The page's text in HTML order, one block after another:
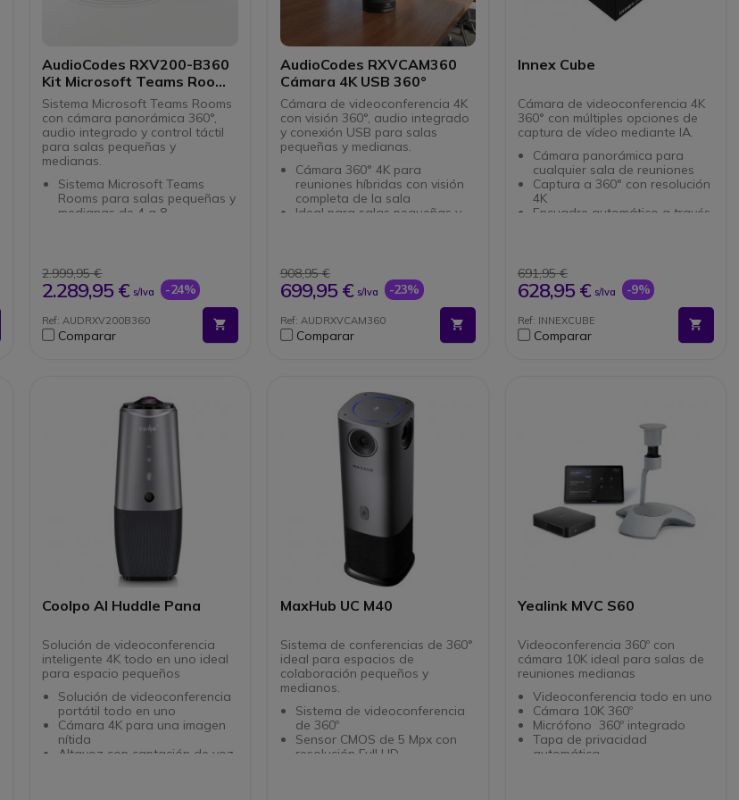
AudioCodes RXV200-B360
Kit Microsoft Teams Rooms
360°
Sistema Microsoft Teams Rooms
con cámara panorámica 360°,
audio integrado y control táctil
para salas pequeñas y
medianas.
Sistema Microsoft Teams
Rooms para salas pequeñas y
medianas de 4 a 8
integrados
Vídeo inteligente con IA
mediante Smart Gallery y
Control táctil RX-PAD para
iniciar y gestionar reuniones
pantallas externas
Compartición de contenido
HDMI IN desde portátil en sala
Gestión centralizada mediante
Teams Admin Center y
AudioCodes Device Manager
2.999,95 €
2.289,95 € s/Iva -24%
Ref: AUDRXV200B360
Comparar
AudioCodes RXVCAM360
Cámara 4K USB 360°
Cámara de videoconferencia 4K
con visión 360°, audio integrado
y conexión USB para salas
pequeñas y medianas.
Cámara 360° 4K para
reuniones híbridas con visión
completa de la sala
Ideal para salas pequeñas y
captar voces de forma clara y
natural
Seguimiento automático del
interlocutor para encuadres
más dinámicos
Conexión USB Plug & Play
plataformas habituales de
videoconferencia
908,95 €
699,95 € s/Iva -23%
Ref: AUDRXVCAM360
Comparar
Innex Cube
Cámara de videoconferencia 4K
360° con múltiples opciones de
captura de vídeo mediante IA.
Cámara panorámica para
cualquier sala de reuniones
Captura a 360° con resolución
4K
Encuadre automático a través
reducción de ruido
4 modos de vídeo: galería,
escenario, conversación,
Conexión Plug & Play en USB-
C
691,95 €
628,95 € s/Iva -9%
Ref: INNEXCUBE
Comparar
Coolpo AI Huddle Pana
Solución de videoconferencia
inteligente 4K todo en uno ideal
para espacio pequeños
Solución de videoconferencia
portátil todo en uno
Cámara 4K para una imagen
nítida
Altavoz con captación de voz
MaxHub UC M40
Sistema de conferencias de 360°
ideal para espacios de
colaboración pequeños y
medianos.
Sistema de videoconferencia
de 360º
Sensor CMOS de 5 Mpx con
resolución Full HD
Yealink MVC S60
Videoconferencia 360º con
cámara 10K ideal para salas de
reuniones medianas
Videoconferencia todo en uno
Cámara 10K 360º
Micrófono 360º integrado
Tapa de privacidad
automática